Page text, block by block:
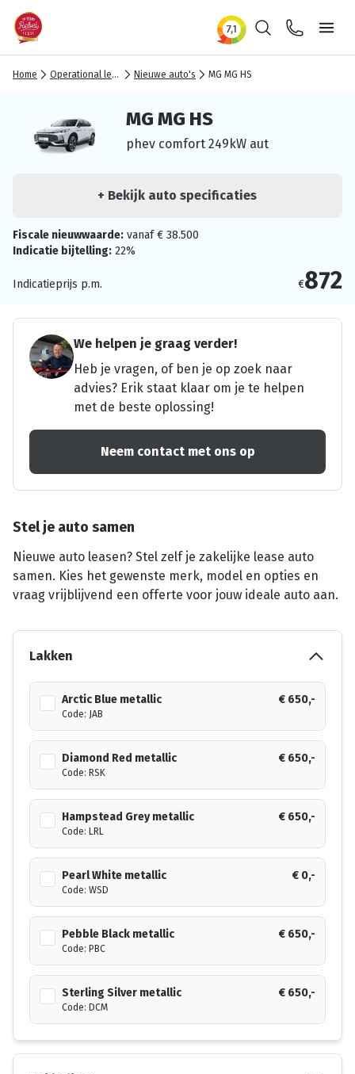
ZoekenContact
Home Operational lease Nieuwe auto's MG MG HS
MG MG HS
phev comfort 249kW aut
+ Bekijk auto specificaties
Fiscale nieuwwaarde: vanaf € 38.500
Indicatie bijtelling: 22%
Indicatieprijs p.m. €872
We helpen je graag verder!
Heb je vragen, of ben je op zoek naar
advies? Erik staat klaar om je te helpen
met de beste oplossing!
Neem contact met ons op
Stel je auto samen
Nieuwe auto leasen? Stel zelf je zakelijke lease auto
samen. Kies het gewenste merk, model en opties en
vraag vrijblijvend een offerte voor jouw ideale auto aan.
Lakken
Arctic Blue metallic
Code: JAB
€ 650,-
Diamond Red metallic
Code: RSK
€ 650,-
Hampstead Grey metallic
Code: LRL
€ 650,-
Pearl White metallic
Code: WSD
€ 0,-
Pebble Black metallic
Code: PBC
€ 650,-
Sterling Silver metallic
Code: DCM
€ 650,-